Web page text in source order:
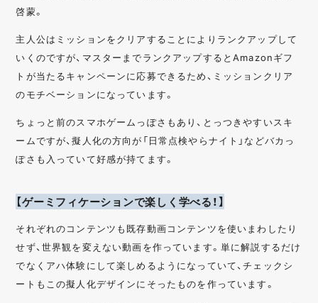
啓蒙。
主人公はミッションをクリアすることによりランクアップして
いくのですが、マスターまでランクアップするとAmazonギフ
トが当たるキャンペーンに応募できるため、ミッションクリア
のモチベーションになっています。
ちょっと前のスマホゲームっぽさもあり、とっつきやすいスキ
ームですが、擬人化の方向が「日常点検やらナイト」などバカっ
ぽさも入っていて好感が持てます。
【ゲーミフィケーションで楽しく学べる！】
それぞれのコンテンツも既存動画コンテンツを使いまわしたり
せず、世界観を変えない動画を作っています。単に解説するだけ
でなくアハ体験にして楽しめるようになっていて、チェックシ
ートもこの擬人化デザインにそったものを作っています。